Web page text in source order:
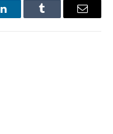
LinkedInTumblr Email